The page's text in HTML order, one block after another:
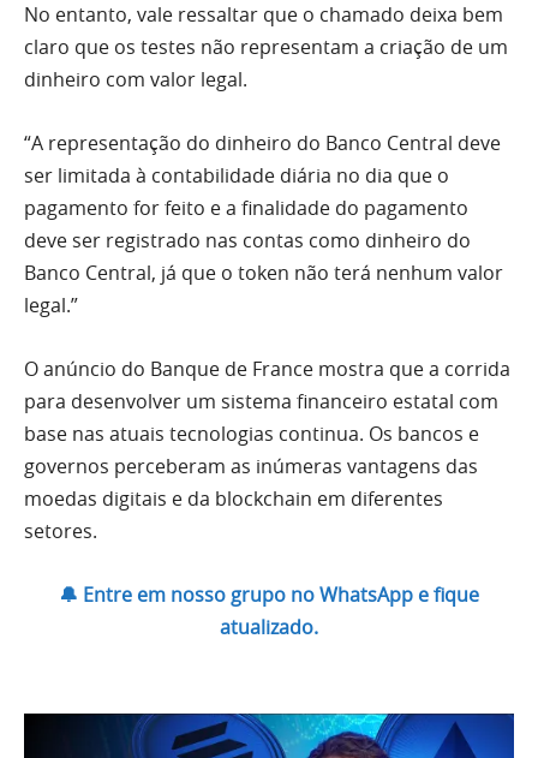
No entanto, vale ressaltar que o chamado deixa bem
claro que os testes não representam a criação de um
dinheiro com valor legal.
“A representação do dinheiro do Banco Central deve
ser limitada à contabilidade diária no dia que o
pagamento for feito e a finalidade do pagamento
deve ser registrado nas contas como dinheiro do
Banco Central, já que o token não terá nenhum valor
legal.”
O anúncio do Banque de France mostra que a corrida
para desenvolver um sistema financeiro estatal com
base nas atuais tecnologias continua. Os bancos e
governos perceberam as inúmeras vantagens das
moedas digitais e da blockchain em diferentes
setores.
🔔 Entre em nosso grupo no WhatsApp e fique
atualizado.